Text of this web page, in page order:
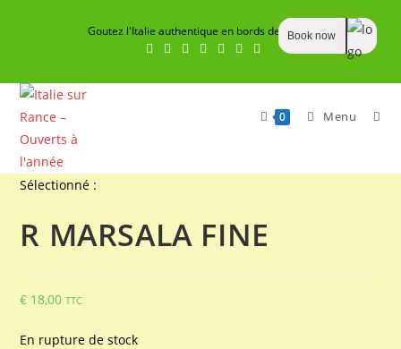
Goutez l'Italie authentique en bords de Rance
0 Menu
Sélectionné :
R MARSALA FINE
€ 18,00 TTC
En rupture de stock
Book now